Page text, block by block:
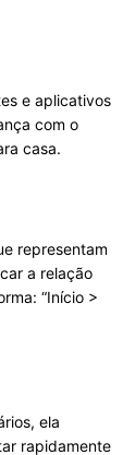
e aplicativos
com o
casa.
representam
a relação
“Início >
ela
rapidamente